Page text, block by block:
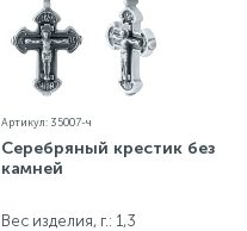
Артикул: 35007-ч
Серебряный крестик без
камней
Вес изделия, г.: 1,3